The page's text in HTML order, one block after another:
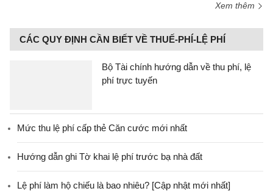
Xem thêm
CÁC QUY ĐỊNH CẦN BIẾT VỀ THUẾ-PHÍ-LỆ PHÍ
Bộ Tài chính hướng dẫn về thu phí, lệ
phí trực tuyến
Mức thu lệ phí cấp thẻ Căn cước mới nhất
Hướng dẫn ghi Tờ khai lệ phí trước bạ nhà đất
Lệ phí làm hộ chiếu là bao nhiêu? [Cập nhật mới nhất]